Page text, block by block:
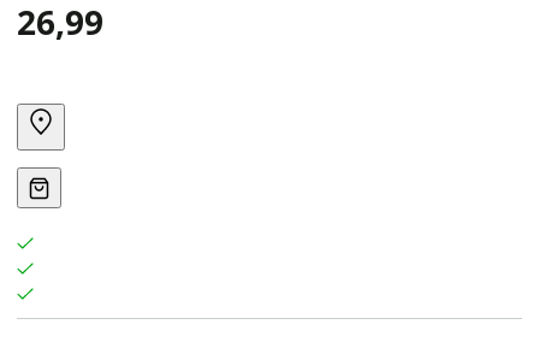
26,99